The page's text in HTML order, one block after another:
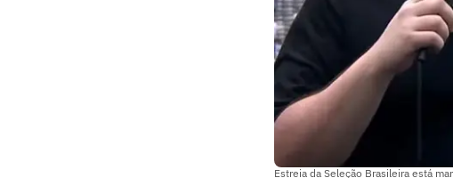
Estreia da Seleção Brasileira está